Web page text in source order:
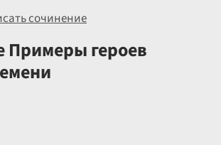
сочинение
Примеры героев